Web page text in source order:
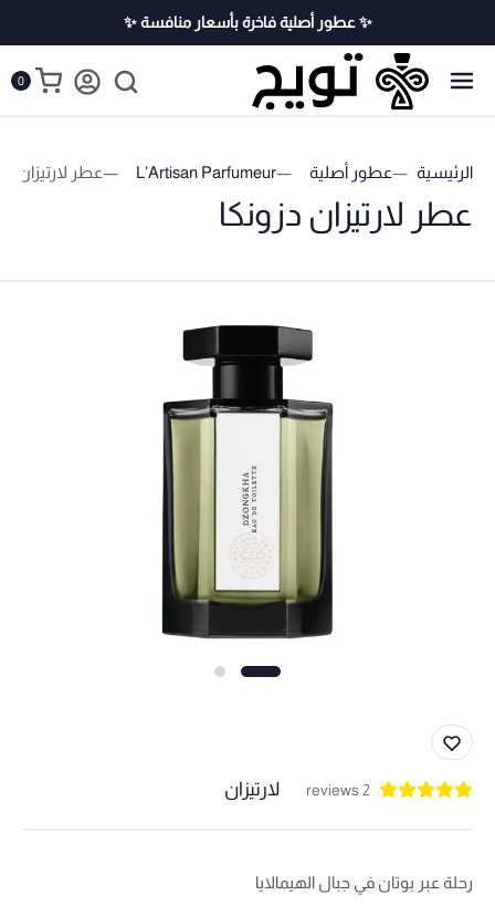
✨ عطور أصلية فاخرة بأسعار منافسة ✨
0
الرئيسية عطور أصلية L’Artisan Parfumeur عطر لارتيزان
عطر لارتيزان دزونكا
2 reviews لارتيزان
رحلة عبر بوتان في جبال الهيمالايا